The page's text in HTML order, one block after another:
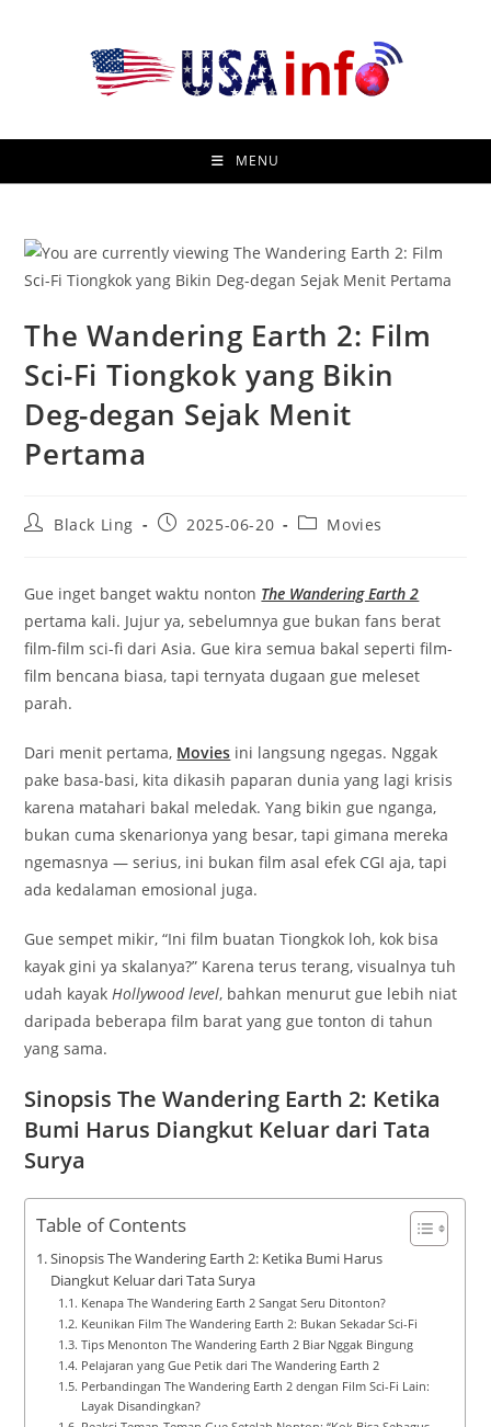
MENU
The Wandering Earth 2: Film
Sci-Fi Tiongkok yang Bikin
Deg-degan Sejak Menit
Pertama
PostBlack Ling
Post2025-06-20
PostMovies
Gue inget banget waktu nonton The Wandering Earth 2
pertama kali. Jujur ya, sebelumnya gue bukan fans berat
film-film sci-fi dari Asia. Gue kira semua bakal seperti film-
film bencana biasa, tapi ternyata dugaan gue meleset
parah.
Dari menit pertama, Movies ini langsung ngegas. Nggak
pake basa-basi, kita dikasih paparan dunia yang lagi krisis
karena matahari bakal meledak. Yang bikin gue nganga,
bukan cuma skenarionya yang besar, tapi gimana mereka
ngemasnya — serius, ini bukan film asal efek CGI aja, tapi
ada kedalaman emosional juga.
Gue sempet mikir, “Ini film buatan Tiongkok loh, kok bisa
kayak gini ya skalanya?” Karena terus terang, visualnya tuh
udah kayakHollywood level, bahkan menurut gue lebih niat
daripada beberapa film barat yang gue tonton di tahun
yang sama.
Sinopsis The Wandering Earth 2: Ketika
Bumi Harus Diangkut Keluar dari Tata
Surya
Table of Contents
Sinopsis The Wandering Earth 2: Ketika Bumi Harus
Diangkut Keluar dari Tata Surya
Kenapa The Wandering Earth 2 Sangat Seru Ditonton?
Keunikan Film The Wandering Earth 2: Bukan Sekadar Sci-Fi
Tips Menonton The Wandering Earth 2 Biar Nggak Bingung
Pelajaran yang Gue Petik dari The Wandering Earth 2
Perbandingan The Wandering Earth 2 dengan Film Sci-Fi Lain:
Layak Disandingkan?